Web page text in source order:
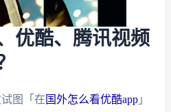
优酷、腾讯视频
图「在 国外怎么看优酷app」